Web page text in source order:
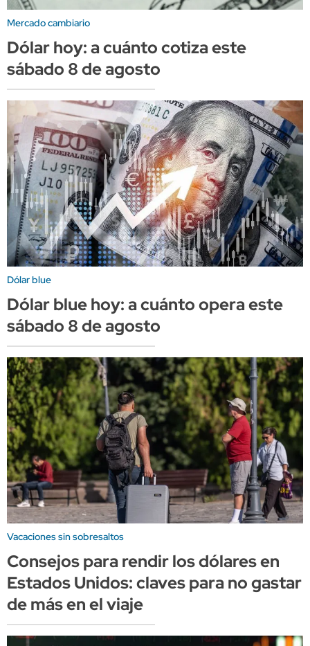
Mercado cambiario
Dólar hoy: a cuánto cotiza este
sábado 8 de agosto
Dólar blue
Dólar blue hoy: a cuánto opera este
sábado 8 de agosto
Vacaciones sin sobresaltos
Consejos para rendir los dólares en
Estados Unidos: claves para no gastar
de más en el viaje